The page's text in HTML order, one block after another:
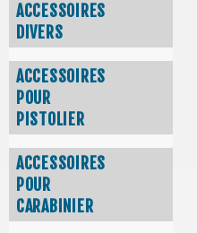
ACCESSOIRES
DIVERS
ACCESSOIRES
POUR
PISTOLIER
ACCESSOIRES
POUR
CARABINIER